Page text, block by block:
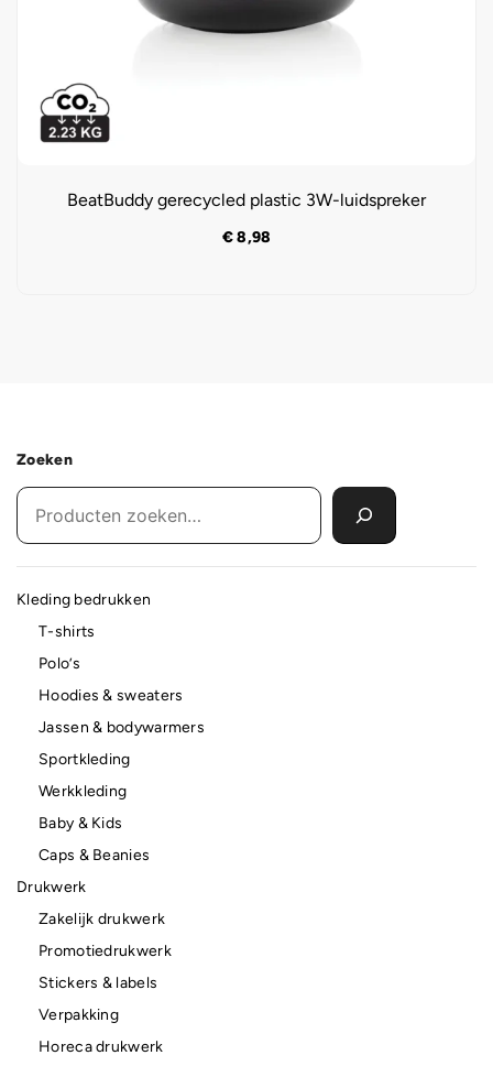
BeatBuddy gerecycled plastic 3W-luidspreker
€8,98
Zoeken
Kleding bedrukken
T-shirts
Polo’s
Hoodies & sweaters
Jassen & bodywarmers
Sportkleding
Werkkleding
Baby & Kids
Caps & Beanies
Drukwerk
Zakelijk drukwerk
Promotiedrukwerk
Stickers & labels
Verpakking
Horeca drukwerk